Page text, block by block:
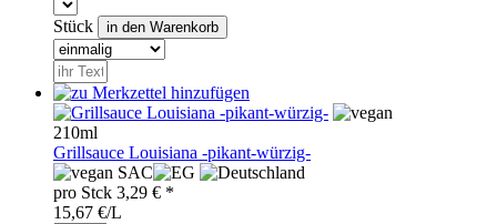
Stück
210ml
Grillsauce Louisiana -pikant-würzig-
SAC
pro Stck 3,29 € *
15,67 €/L